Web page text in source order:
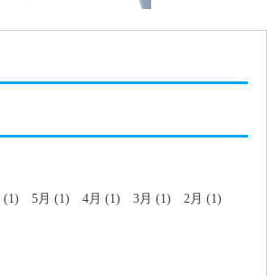
(1) 5月 (1) 4月 (1) 3月 (1)
2月 (1)